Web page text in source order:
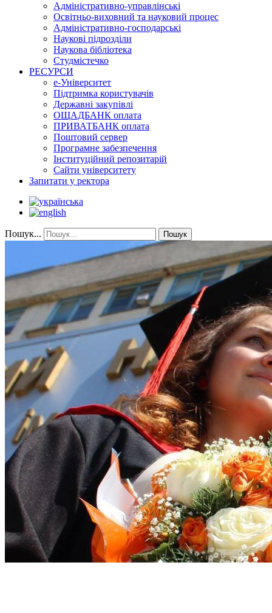
Адміністративно-управлінські
Освітньо-виховний та науковий процес
Адміністративно-господарські
Наукові підрозділи
Наукова бібліотека
Студмістечко
РЕСУРСИ
е-Університет
Підтримка користувачів
Державні закупівлі
ОЩАДБАНК оплата
ПРИВАТБАНК оплата
Поштовий сервер
Програмне забезпечення
Інституційний репозитарій
Сайти університету
Запитати у ректора
Пошук... Пошук